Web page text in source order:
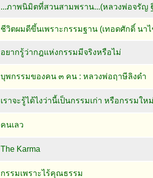
...ภาพนิมิตที่สวนสามพราน...(หลวงพ่อจรัญ
ชีวิตผมดีขึ้นเพราะกรรมฐาน (เทอดศักดิ์ นาไ
อยากรู้ว่ากฎแห่งกรรมมีจริงหรือไม่
บุพกรรมของคน ๓ คน : หลวงพ่อฤาษีลิงดำ
เราจะรู้ได้ไงว่านี้เป็นกรรมเก่า หรือกรรมให
คนเลว
The Karma
กรรมเพราะไร้คุณธรรม